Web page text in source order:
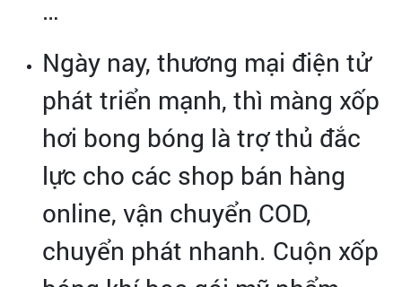
…
Ngày nay, thương mại điện tử
phát triển mạnh, thì màng xốp
hơi bong bóng là trợ thủ đắc
lực cho các shop bán hàng
online, vận chuyển COD,
chuyển phát nhanh. Cuộn xốp